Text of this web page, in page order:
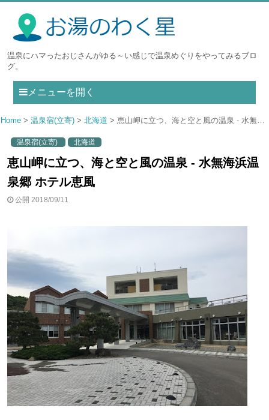
温泉にハマったおじさんがゆる～い感じで温泉めぐりをやってみるブロ
グ。
メニューを開く
Home 温泉宿(立寄) 北海道 恵山岬に立つ、海と空と風の温泉 - 水無海浜温泉郷 ホテル恵風
温泉宿(立寄) 北海道
恵山岬に立つ、海と空と風の温泉 - 水無海浜温
泉郷 ホテル恵風
公開 2018/09/11